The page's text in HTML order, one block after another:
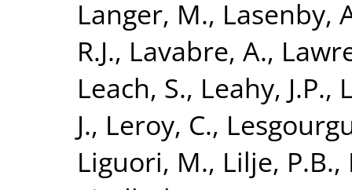
Langer, M., Lasenby,
R.J., Lavabre, A.,
Leach, S., Leahy, J.P.,
J., Leroy, C.,
Liguori, M., Lilje, P.B.,